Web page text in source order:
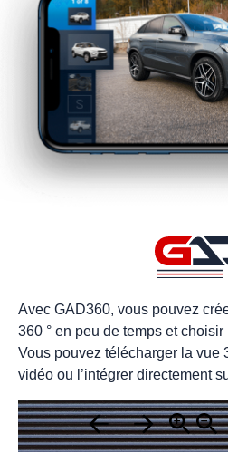
Avec GAD360, vous pouvez
360 ° en peu de temps et
Vous pouvez télécharger la vue
vidéo ou l’intégrer directement